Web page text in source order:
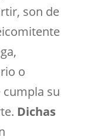
son de
o
cumpla su
Dichas